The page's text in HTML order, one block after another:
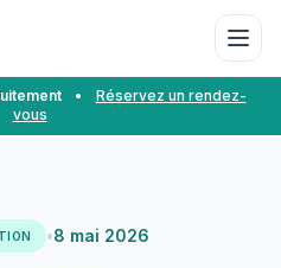
•
Réservez un rendez-
vous
•8 mai 2026